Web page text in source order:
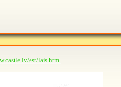
est/lais.html